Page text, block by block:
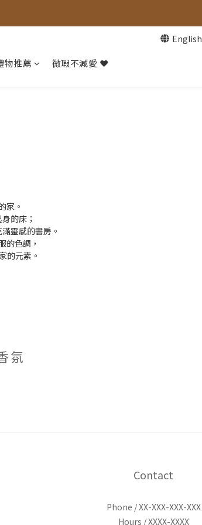
運
English
物推薦 微瑕不減愛 ❤️
家。
的床；
靈感的書房。
的色調，
的元素。
氛
Contact
Phone / XX-XXX-XXX-XXX
Hours / XXXX-XXXX